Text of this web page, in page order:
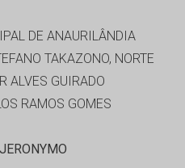
DE ANAURILÂNDIA
TAKAZONO, NORTE
ALVES GUIRADO
RAMOS GOMES